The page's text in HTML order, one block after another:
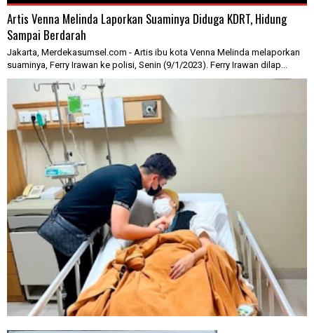
Artis Venna Melinda Laporkan Suaminya Diduga KDRT, Hidung
Sampai Berdarah
Jakarta, Merdekasumsel.com - Artis ibu kota Venna Melinda melaporkan
suaminya, Ferry Irawan ke polisi, Senin (9/1/2023). Ferry Irawan dilap...